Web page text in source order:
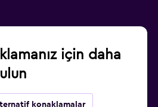
için daha
konaklamalar